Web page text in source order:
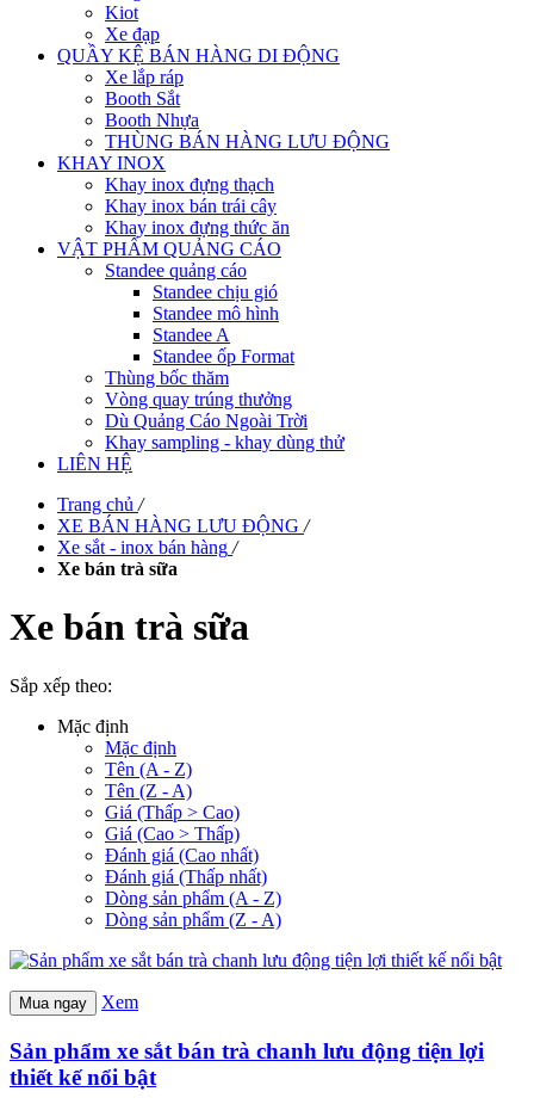
Kiot
Xe đạp
QUẦY KỆ BÁN HÀNG DI ĐỘNG
Xe lắp ráp
Booth Sắt
Booth Nhựa
THÙNG BÁN HÀNG LƯU ĐỘNG
KHAY INOX
Khay inox đựng thạch
Khay inox bán trái cây
Khay inox đựng thức ăn
VẬT PHẨM QUẢNG CÁO
Standee quảng cáo
Standee chịu gió
Standee mô hình
Standee A
Standee ốp Format
Thùng bốc thăm
Vòng quay trúng thưởng
Dù Quảng Cáo Ngoài Trời
Khay sampling - khay dùng thử
LIÊN HỆ
Trang chủ /
XE BÁN HÀNG LƯU ĐỘNG /
Xe sắt - inox bán hàng /
Xe bán trà sữa
Xe bán trà sữa
Sắp xếp theo:
Mặc định
Mặc định
Tên (A - Z)
Tên (Z - A)
Giá (Thấp > Cao)
Giá (Cao > Thấp)
Đánh giá (Cao nhất)
Đánh giá (Thấp nhất)
Dòng sản phẩm (A - Z)
Dòng sản phẩm (Z - A)
Mua ngay Xem
Sản phẩm xe sắt bán trà chanh lưu động tiện lợi
thiết kế nổi bật